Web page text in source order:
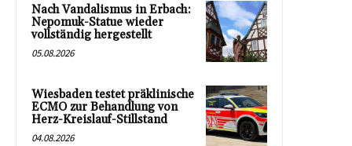
Nach Vandalismus in Erbach:
Nepomuk-Statue wieder
vollständig hergestellt
05.08.2026
Wiesbaden testet präklinische
ECMO zur Behandlung von
Herz-Kreislauf-Stillstand
04.08.2026